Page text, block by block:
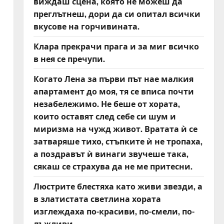
преглътнеш, дори да си опитал всички
вкусове на горчивината.
Клара прекрачи прага и за миг всичко
в нея се пречупи.
Когато Лена за първи път нае малкия
апартамент до моя, тя се вписа почти
незабележимо. Не беше от хората,
които оставят след себе си шум и
миризма на чужд живот. Вратата ѝ се
затваряше тихо, стъпките ѝ не тропаха,
а поздравът ѝ винаги звучеше така,
сякаш се страхува да не ме притесни.
Люстрите блестяха като живи звезди, а
в златистата светлина хората
изглеждаха по-красиви, по-смели, по-